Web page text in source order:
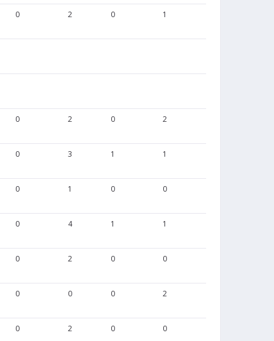
0 2 0 1
0 2 0 2
0 3 1 1
0 1 0 0
0 4 1 1
0 2 0 0
0 0 0 2
0 2 0 0